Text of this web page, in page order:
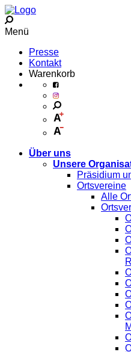
Menü
Presse
Kontakt
Warenkorb
Über uns
Unsere
Präsidium
Ortsvereine
Alle